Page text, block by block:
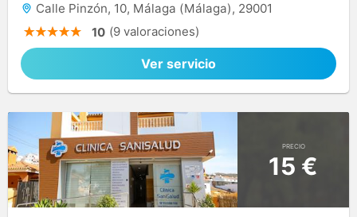
Calle Pinzón, 10, Málaga (Málaga), 29001
10 (9 valoraciones)
Ver servicio
PRECIO
15 €